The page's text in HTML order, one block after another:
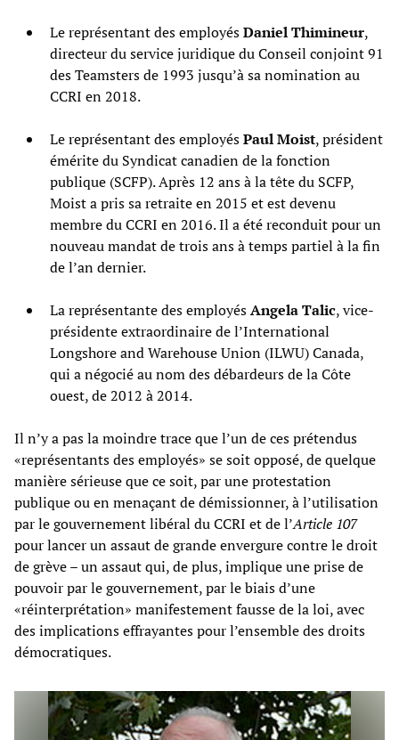
Le représentant des employésDaniel Thimineur,
directeur du service juridique du Conseil conjoint 91
des Teamsters de 1993 jusqu’à sa nomination au
CCRI en 2018.
Le représentant des employésPaul Moist, président
émérite du Syndicat canadien de la fonction
publique (SCFP). Après 12 ans à la tête du SCFP,
Moist a pris sa retraite en 2015 et est devenu
membre du CCRI en 2016. Il a été reconduit pour un
nouveau mandat de trois ans à temps partiel à la fin
de l’an dernier.
La représentante des employésAngela Talic, vice-
présidente extraordinaire de l’International
Longshore and Warehouse Union (ILWU) Canada,
qui a négocié au nom des débardeurs de la Côte
ouest, de 2012 à 2014.
Il n’y a pas la moindre trace que l’un de ces prétendus
«représentants des employés» se soit opposé, de quelque
manière sérieuse que ce soit, par une protestation
publique ou en menaçant de démissionner, à l’utilisation
par le gouvernement libéral du CCRI et de l’Article 107
pour lancer un assaut de grande envergure contre le droit
de grève – un assaut qui, de plus, implique une prise de
pouvoir par le gouvernement, par le biais d’une
«réinterprétation» manifestement fausse de la loi, avec
des implications effrayantes pour l’ensemble des droits
démocratiques.